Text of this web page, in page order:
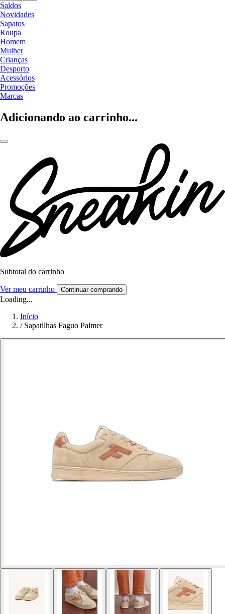
Saldos
Novidades
Sapatos
Roupa
Homem
Mulher
Crianças
Desporto
Acessórios
Promoções
Marcas
Adicionando ao carrinho...
Subtotal do carrinho
Ver meu carrinho Continuar comprando
Loading...
Início
/ Sapatilhas Faguo Palmer